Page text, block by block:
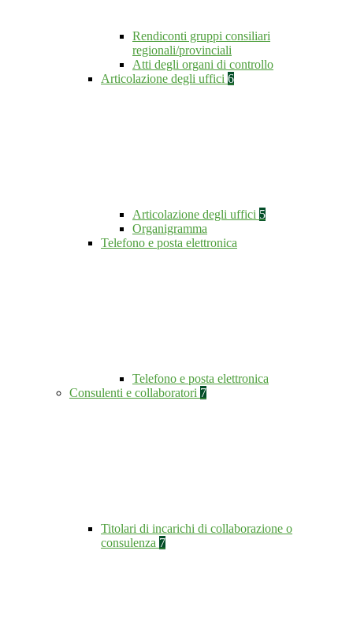
Rendiconti gruppi consiliari
regionali/provinciali
Atti degli organi di controllo
Articolazione degli uffici 6
Articolazione degli uffici 5
Organigramma
Telefono e posta elettronica
Telefono e posta elettronica
Consulenti e collaboratori 7
Titolari di incarichi di collaborazione o
consulenza 7